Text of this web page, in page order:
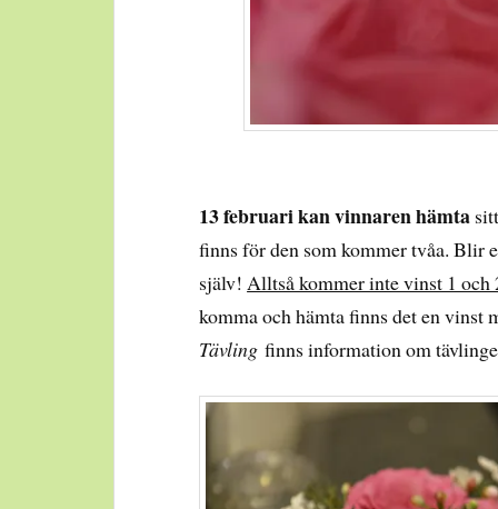
13 februari kan vinnaren hämta
finns för den som kommer tvåa. Blir
själv!Alltså kommer inte vinst 1 och
komma och hämta finns det en vinst
Tävlingfinns information om